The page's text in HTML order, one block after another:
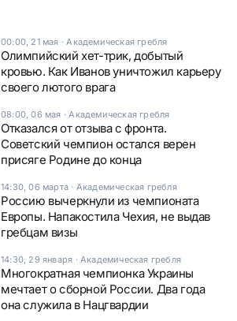
00:00, 21 мая ·Академическая гребля
Олимпийский хет-трик, добытый
кровью. Как Иванов уничтожил карьеру
своего лютого врага
08:00, 06 мая ·Академическая гребля
Отказался от отзыва с фронта.
Советский чемпион остался верен
присяге Родине до конца
14:30, 06 марта · Академическая гребля
Россию вычеркнули из чемпионата
Европы. Напакостила Чехия, не выдав
гребцам визы
14:30, 29 января · Академическая гребля
Многократная чемпионка Украины
мечтает о сборной России. Два года
она служила в Нацгвардии